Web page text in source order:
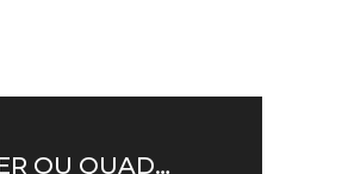
OU QUAD…